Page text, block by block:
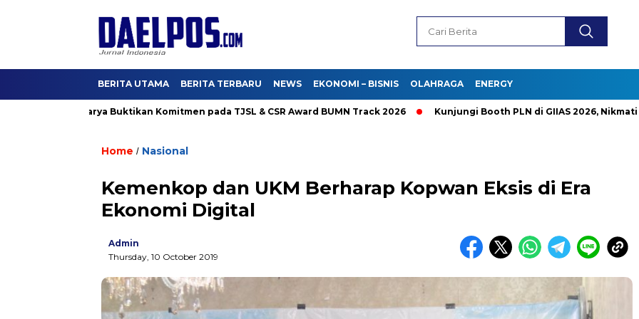
BERITA UTAMA BERITA TERBARU NEWS EKONOMI – BISNIS OLAHRAGA ENERGY
Karya Buktikan Komitmen pada TJSL & CSR Award BUMN Track 2026 Kunjungi Booth PLN di GIIAS 2026, Nikmati Promo
Home / Nasional
Kemenkop dan UKM Berharap Kopwan Eksis di Era
Ekonomi Digital
Admin
Thursday, 10 October 2019